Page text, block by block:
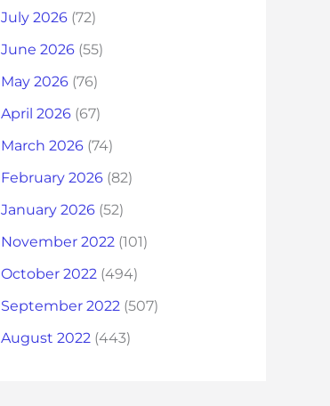
July 2026 (72)
June 2026 (55)
May 2026 (76)
April 2026 (67)
March 2026 (74)
February 2026 (82)
January 2026 (52)
November 2022 (101)
October 2022 (494)
September 2022 (507)
August 2022 (443)